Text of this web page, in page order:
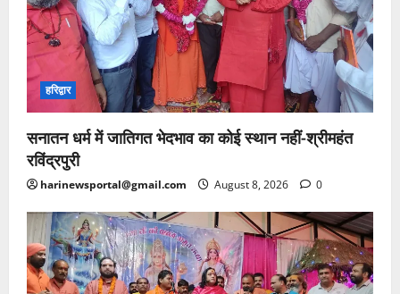
हरिद्वार
सनातन धर्म में जातिगत भेदभाव का कोई स्थान नहीं-श्रीमहंत
रविंद्रपुरी
harinewsportal@gmail.com August 8, 2026 0